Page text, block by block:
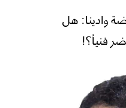
وادينا: هل
فنياً؟!